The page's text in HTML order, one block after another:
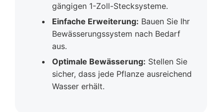
gängigen 1-Zoll-Stecksysteme.
Einfache Erweiterung: Bauen Sie Ihr
Bewässerungssystem nach Bedarf
aus.
Optimale Bewässerung: Stellen Sie
sicher, dass jede Pflanze ausreichend
Wasser erhält.